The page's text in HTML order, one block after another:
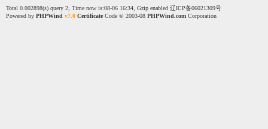
Total 0.002898(s) query 2, Time now is:08-06 16:34, Gzip enabled 辽ICP备06021309号
Powered by PHPWind v7.0 CertificateCode © 2003-08 PHPWind.comCorporation